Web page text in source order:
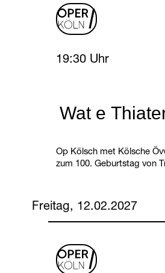
Wat e
Op Kölsch met Kölsche
zum 100. Geburtstag von
Tuesday, 9 February
19:30 Uhr
oper
Freitag, 12.02.2027
oper